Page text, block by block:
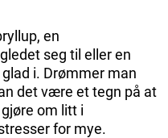
en
seg til eller en
i. Drømmer man
det være et tegn på at
om litt i
for mye.